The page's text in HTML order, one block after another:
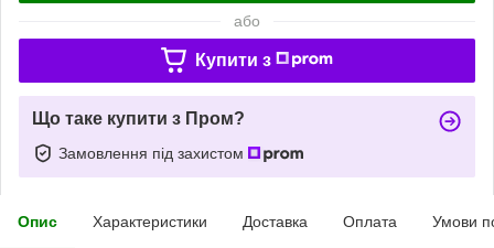
або
Купити з
Що таке купити з Пром?
Замовлення під захистом
Опис Характеристики Доставка Оплата Умови